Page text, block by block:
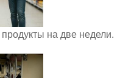
на две недели.